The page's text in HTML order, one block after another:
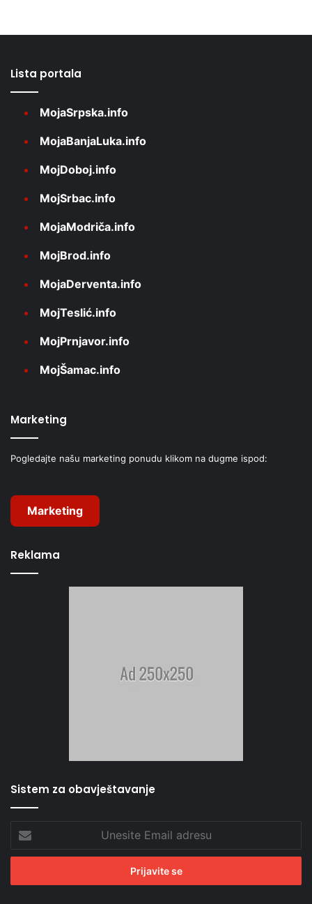
Lista portala
MojaSrpska.info
MojaBanjaLuka.info
MojDoboj.info
MojSrbac.info
MojaModriča.info
MojBrod.info
MojaDerventa.info
MojTeslić.info
MojPrnjavor.info
MojŠamac.info
Marketing
Pogledajte našu marketing ponudu klikom na dugme ispod:
Marketing
Reklama
Sistem za obavještavanje
Email
adresu